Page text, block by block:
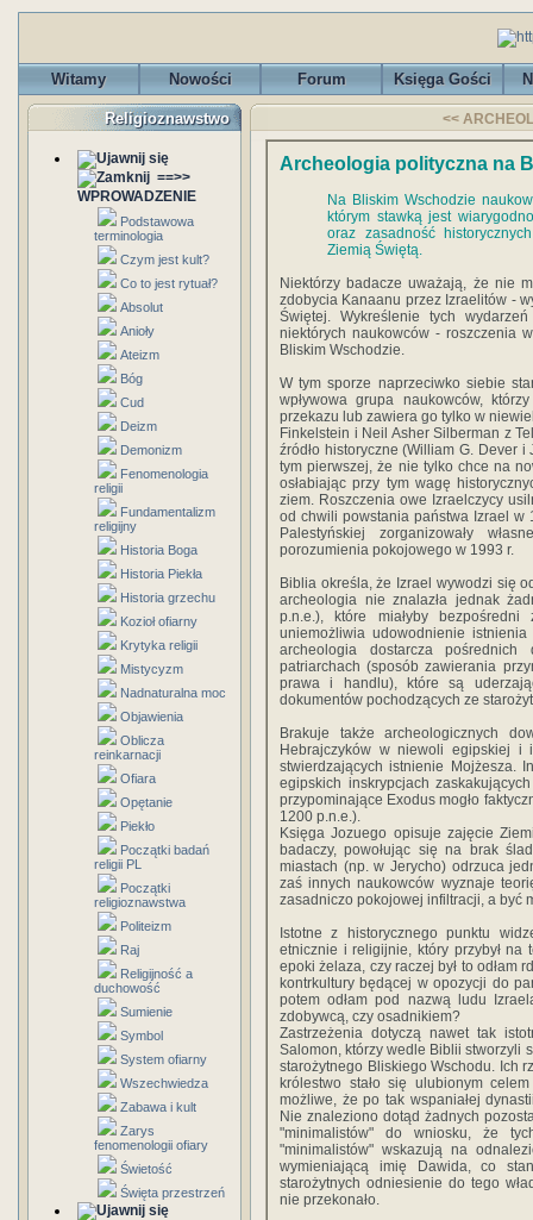
Witamy Nowości Forum Księga Gości
Religioznawstwo
==>>
WPROWADZENIE
Podstawowa
terminologia
Czym jest kult?
Co to jest rytuał?
Absolut
Anioły
Ateizm
Bóg
Cud
Deizm
Demonizm
Fenomenologia
religii
Fundamentalizm
religijny
Historia Boga
Historia Piekła
Historia grzechu
Kozioł ofiarny
Krytyka religii
Mistycyzm
Nadnaturalna moc
Objawienia
Oblicza
reinkarnacji
Ofiara
Opętanie
Piekło
Początki badań
religii PL
Początki
religioznawstwa
Politeizm
Raj
Religijność a
duchowość
Sumienie
Symbol
System ofiarny
Wszechwiedza
Zabawa i kult
Zarys
fenomenologii ofiary
Świetość
Święta przestrzeń
<<
Archeologia polityczna na
Na Bliskim Wschodzie
którym stawką jest
oraz zasadność
Ziemią Świętą.
Niektórzy badacze uważają, że nie
zdobycia Kanaanu przez Izraelitów -
Świętej. Wykreślenie tych
niektórych naukowców - roszczenia
Bliskim Wschodzie.
W tym sporze naprzeciwko siebie
wpływowa grupa naukowców,
przekazu lub zawiera go tylko w
Finkelstein i Neil Asher Silberman z
źródło historyczne (William G. Dever
tym pierwszej, że nie tylko chce na
osłabiając przy tym wagę
ziem. Roszczenia owe Izraelczycy
od chwili powstania państwa Izrael w
Palestyńskiej zorganizowały
porozumienia pokojowego w 1993 r.
Biblia określa, że Izrael wywodzi się
archeologia nie znalazła jednak
p.n.e.), które miałyby
uniemożliwia udowodnienie
archeologia dostarcza
patriarchach (sposób zawierania
prawa i handlu), które są
dokumentów pochodzących ze
Brakuje także archeologicznych
Hebrajczyków w niewoli egipskiej
stwierdzających istnienie Mojżesza.
egipskich inskrypcjach
przypominające Exodus mogło
1200 p.n.e.).
Księga Jozuego opisuje zajęcie
badaczy, powołując się na brak
miastach (np. w Jerycho) odrzuca
zaś innych naukowców wyznaje
zasadniczo pokojowej infiltracji, a być
Istotne z historycznego punktu
etnicznie i religijnie, który przybył na
epoki żelaza, czy raczej był to odłam
kontrkultury będącej w opozycji do
potem odłam pod nazwą ludu
zdobywcą, czy osadnikiem?
Zastrzeżenia dotyczą nawet tak
Salomon, którzy wedle Biblii stworzyli
starożytnego Bliskiego Wschodu. Ich
królestwo stało się ulubionym
możliwe, że po tak wspaniałej
Nie znaleziono dotąd żadnych
"minimalistów" do wniosku, że
"minimalistów" wskazują na
wymieniającą imię Dawida, co
starożytnych odniesienie do tego
nie przekonało.